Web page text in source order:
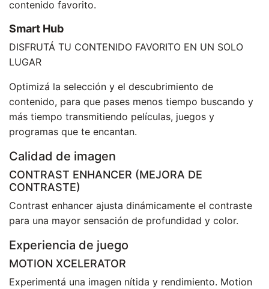
contenido favorito.
Smart Hub
DISFRUTÁ TU CONTENIDO FAVORITO EN UN SOLO
LUGAR
Optimizá la selección y el descubrimiento de
contenido, para que pases menos tiempo buscando y
más tiempo transmitiendo películas, juegos y
programas que te encantan.
Calidad de imagen
CONTRAST ENHANCER (MEJORA DE
CONTRASTE)
Contrast enhancer ajusta dinámicamente el contraste
para una mayor sensación de profundidad y color.
Experiencia de juego
MOTION XCELERATOR
Experimentá una imagen nítida y rendimiento. Motion